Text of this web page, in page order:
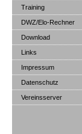
Training
DWZ/Elo-Rechner
Download
Links
Impressum
Datenschutz
Vereinsserver